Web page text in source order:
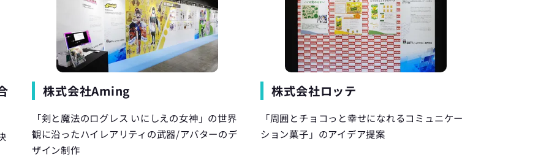
株式会社Aming
「剣と魔法のログレス いにしえの女神」の世界
観に沿ったハイレアリティの武器/アバターのデ
ザイン制作
株式会社ロッテ
「周囲とチョコっと幸せになれるコミュニケー
ション菓子」のアイデア提案